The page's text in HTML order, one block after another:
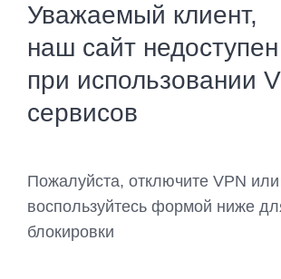
Уважаемый клиент,
наш сайт недоступен
при использовании
сервисов
Пожалуйста, отключите VPN или
воспользуйтесь формой ниже
блокировки